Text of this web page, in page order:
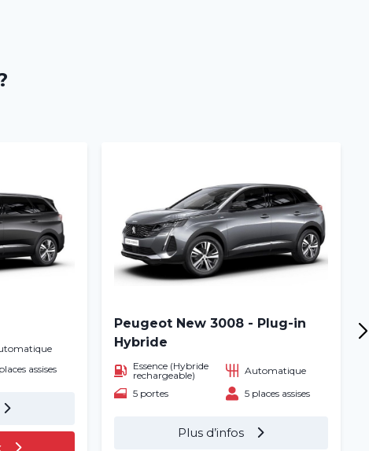
assises
Peugeot New 3008 - Plug-in
Hybride
Essence (Hybride
rechargeable)
Automatique
5 portes
5 places assises
Plus d’infos